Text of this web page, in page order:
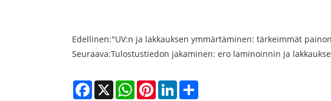
Edellinen:"UV:n ja lakkauksen ymmärtäminen: tärkeimmät
Seuraava:Tulostustiedon jakaminen: ero laminoinnin ja
Facebook
X WhatsAppPinterestLinkedIn